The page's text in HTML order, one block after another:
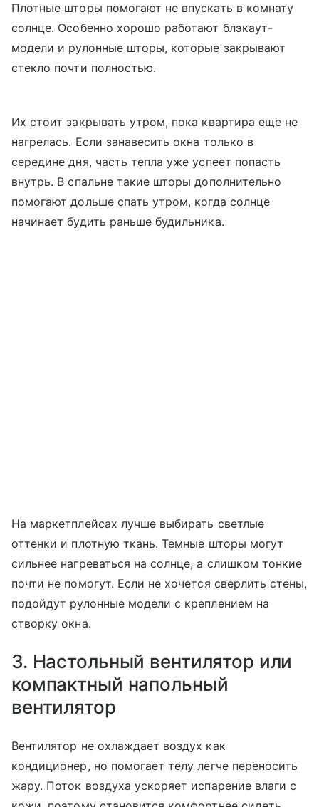
Плотные шторы помогают не впускать в комнату
солнце. Особенно хорошо работают блэкаут-
модели и рулонные шторы, которые закрывают
стекло почти полностью.
Их стоит закрывать утром, пока квартира еще не
нагрелась. Если занавесить окна только в
середине дня, часть тепла уже успеет попасть
внутрь. В спальне такие шторы дополнительно
помогают дольше спать утром, когда солнце
начинает будить раньше будильника.
На маркетплейсах лучше выбирать светлые
оттенки и плотную ткань. Темные шторы могут
сильнее нагреваться на солнце, а слишком тонкие
почти не помогут. Если не хочется сверлить стены,
подойдут рулонные модели с креплением на
створку окна.
3. Настольный вентилятор или
компактный напольный
вентилятор
Вентилятор не охлаждает воздух как
кондиционер, но помогает телу легче переносить
жару. Поток воздуха ускоряет испарение влаги с